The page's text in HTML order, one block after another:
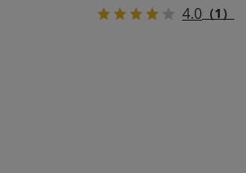
4.0（1）